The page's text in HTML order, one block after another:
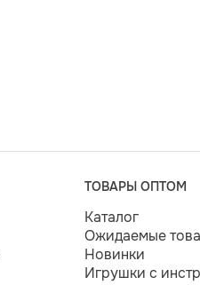
ТОВАРЫ ОПТОМ
Каталог
Ожидаемые
Новинки
Игрушки с